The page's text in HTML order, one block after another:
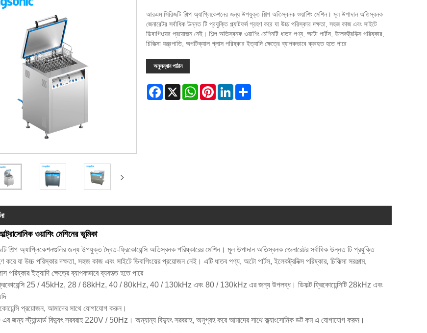
আরএম সিরিজটি শিল্প অ্যাপ্লিকেশনের জন্য উপযুক্ত শিল্প অতিস্বনক ওয়াশিং মেশিন। মূল উপাদান অতিস্বনক
জেনারেটর সর্বাধিক উন্নত টি প্রযুক্তি প্ল্যাটফর্ম গ্রহণ করে যা উচ্চ পরিস্কার দক্ষতা, সহজ কাজ এবং সাইটে
ডিবাগিংয়ের প্রয়োজন নেই। শিল্প অতিস্বনক ওয়াশিং মেশিনটি ধাতব পণ্য, অটো পার্টস, ইলেকট্রনিক্স পরিষ্কার,
চিকিত্সা যন্ত্রপাতি, অপটিক্যাল গ্লাস পরিষ্কার ইত্যাদি ক্ষেত্রে ব্যাপকভাবে ব্যবহৃত হতে পারে
অনুসন্ধান পাঠান
Facebook
X WhatsAppPinterestLinkedInShare
ওয়াশিং মেশিনের ভূমিকা
শিল্প অ্যাপ্লিকেশনগুলির জন্য উপযুক্ত দ্বৈত-ফ্রিকোয়েন্সি অতিস্বনক পরিষ্কারের মেশিন। মূল উপাদান অতিস্বনক জেনারেটর সর্বাধিক উন্নত টি প্রযুক্তি
করে যা উচ্চ পরিস্কার দক্ষতা, সহজ কাজ এবং সাইটে ডিবাগিংয়ের প্রয়োজন নেই। এটি ধাতব পণ্য, অটো পার্টস, ইলেকট্রনিক্স পরিষ্কার, চিকিত্সা সরঞ্জাম,
পরিষ্কার ইত্যাদি ক্ষেত্রে ব্যাপকভাবে ব্যবহৃত হতে পারে
25 / 45kHz, 28 / 68kHz, 40 / 80kHz, 40 / 130kHz এবং 80 / 130kHz এর জন্য উপলব্ধ। ডিফল্ট ফ্রিকোয়েন্সিটি 28kHz এবং
প্রয়োজন, আমাদের সাথে যোগাযোগ করুন।
জন্য স্ট্যান্ডার্ড বিদ্যুৎ সরবরাহ 220V / 50Hz। অন্যান্য বিদ্যুৎ সরবরাহ, অনুগ্রহ করে আমাদের সাথে ক্ল্যাংসোনিক ডট কম এ যোগাযোগ করুন।